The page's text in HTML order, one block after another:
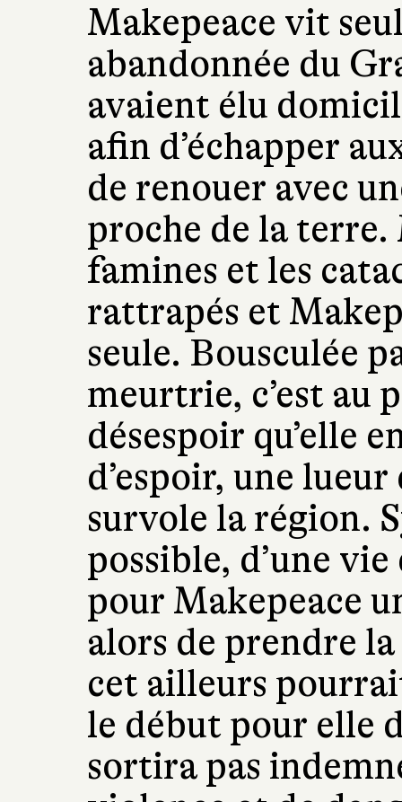
Makepeace vit
abandonnée du
avaient élu
afin d’échapper
de renouer avec
proche de la terre.
famines et les
rattrapés et
seule. Bousculée
meurtrie, c’est au
désespoir qu’elle
d’espoir, une
survole la région.
possible, d’une
pour Makepeace
alors de prendre
cet ailleurs
le début pour elle
sortira pas